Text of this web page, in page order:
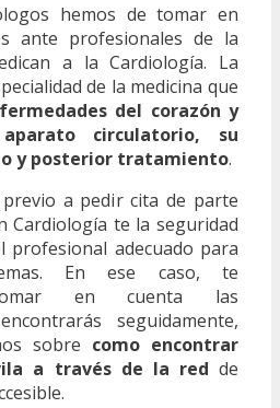
hemos de tomar en
ante profesionales de la
a la Cardiología. La
de la medicina que
del corazón y
circulatorio, su
y posterior tratamiento.
previo a pedir cita de parte
Cardiología te la seguridad
profesional adecuado para
En ese caso, te
tomar en cuenta las
seguidamente,
sobre como encontrar
a través de la red de